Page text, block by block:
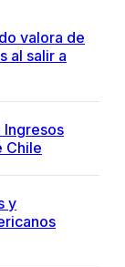
valora de
al salir a
Ingresos
Chile
y